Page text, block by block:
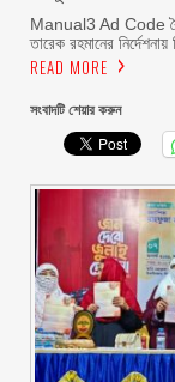
Manual3 Ad Code
তারেক রহমানের
READ MORE
সংবাদটি শেয়ার করুন